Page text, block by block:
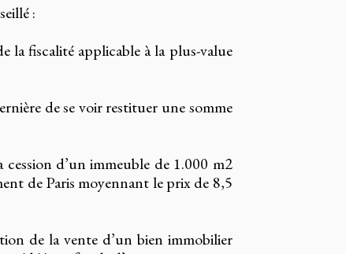
:
la fiscalité applicable à la plus-value
de se voir restituer une somme
d’un immeuble de 1.000 m2
de Paris moyennant le prix de 8,5
de la vente d’un bien immobilier